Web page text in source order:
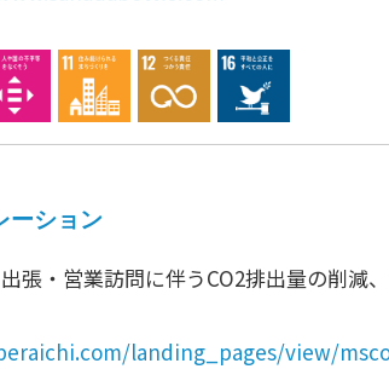
ーション
張・営業訪問に伴うCO2排出量の削減
landing_pages/view/